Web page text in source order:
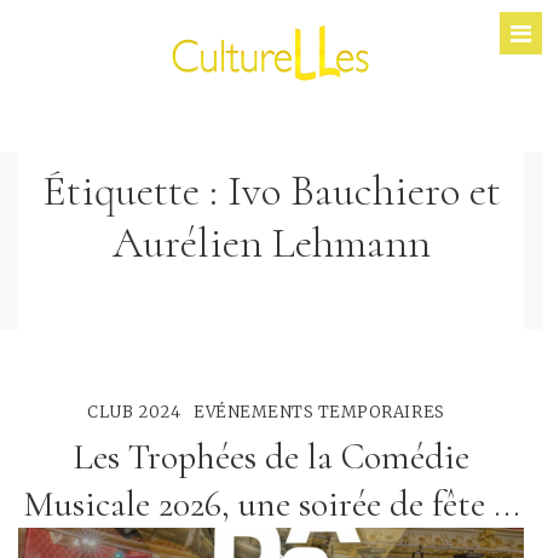
Étiquette : Ivo Bauchiero et
Aurélien Lehmann
CLUB 2024 EVÉNEMENTS TEMPORAIRES
Les Trophées de la Comédie
Musicale 2026, une soirée de fête ...